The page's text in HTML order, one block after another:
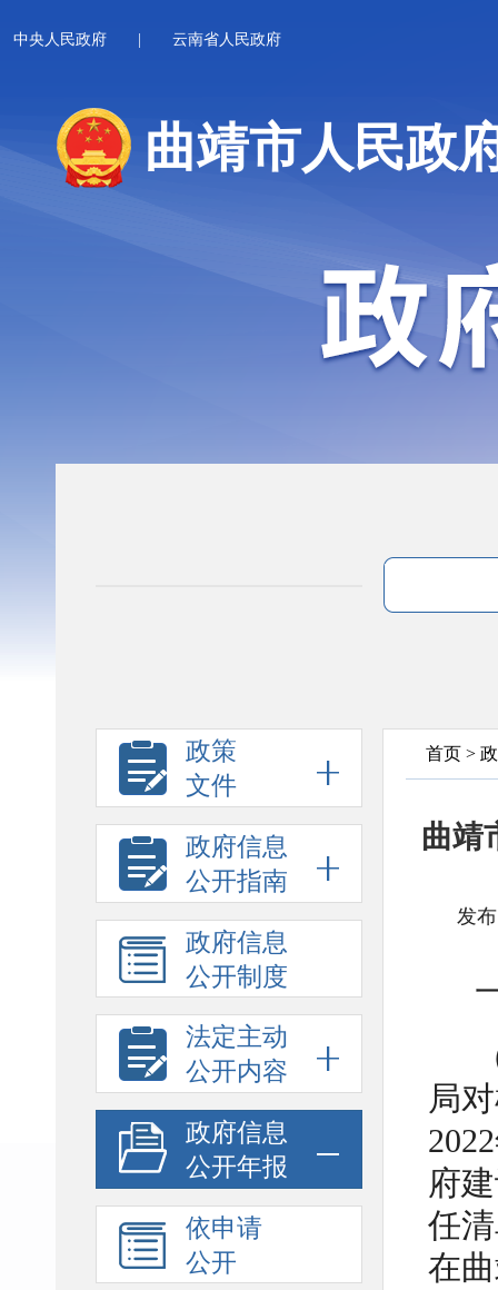
中央人民政府 云南省人民政府
曲靖市人民政
政策
文件
政府信息
公开指南
政府信息
公开制度
法定主动
公开内容
政府信息
公开年报
依申请
公开
首页 >
曲靖
发
局
府
任
在